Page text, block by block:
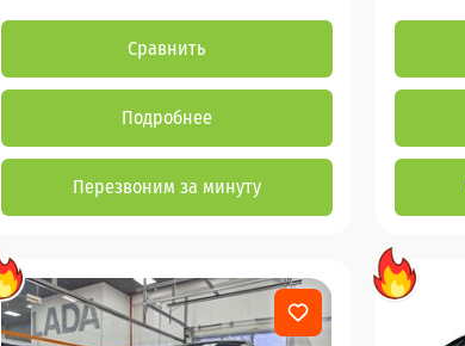
Сравнить
Подробнее
Перезвоним за минуту